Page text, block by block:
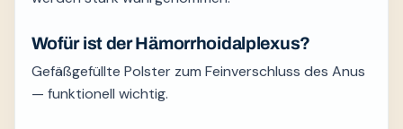
Wofür ist der Hämorrhoidalplexus?
Gefäßgefüllte Polster zum Feinverschluss des Anus
— funktionell wichtig.